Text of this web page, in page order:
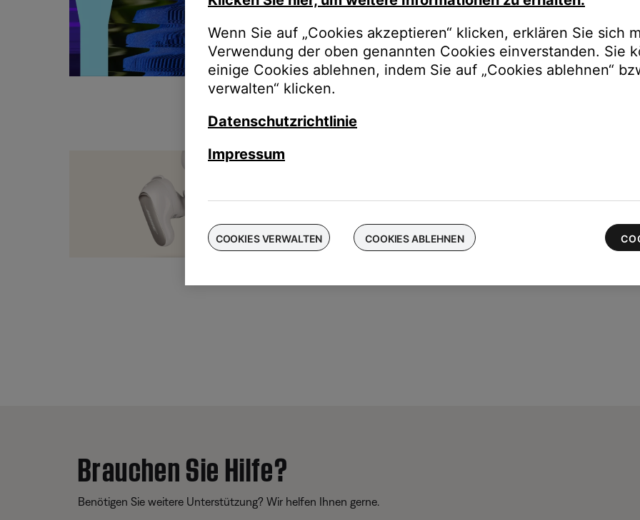
für die neuesten QuietComfort Ultra-Ohrhörer
Brauchen Sie Hilfe?
Benötigen Sie weitere Unterstützung? Wir helfen Ihnen gerne.
Wenn Sie auf „Cookies akzeptieren“ klicken, erklären Sie sich
Verwendung der oben genannten Cookies einverstanden. Sie
einige Cookies ablehnen, indem Sie auf „Cookies ablehnen“
verwalten“ klicken.
Datenschutzrichtlinie
Impressum
COOKIES VERWALTEN COOKIES ABLEHNEN